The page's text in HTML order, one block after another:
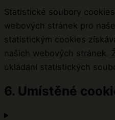
Statistické soubory
webových stránek pro
statistickým cookies
našich webových stránek.
ukládání statistických
6. Umístěné